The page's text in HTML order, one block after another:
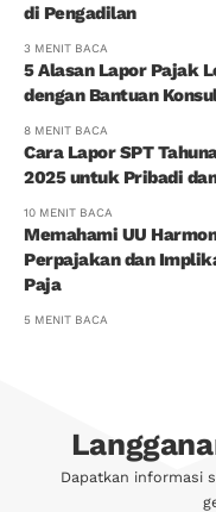
di Pengadilan
3 MENIT BACA
5 Alasan Lapor Pajak
dengan Bantuan
8 MENIT BACA
Cara Lapor SPT
2025 untuk Pribadi
10 MENIT BACA
Memahami UU
Perpajakan dan
Paja
5 MENIT BACA
Dapatkan informasi